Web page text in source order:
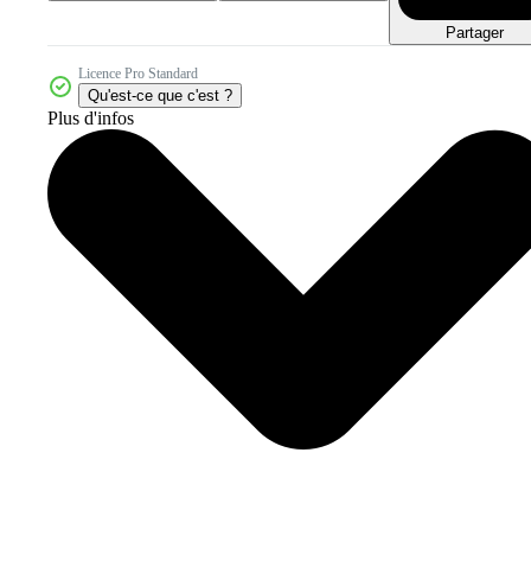
Partager
Licence Pro Standard
Qu'est-ce que c'est ?
Plus d'infos